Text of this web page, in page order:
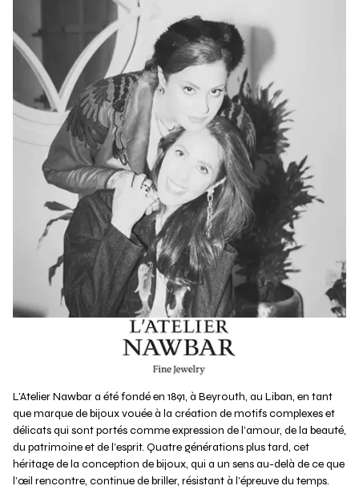
L’Atelier Nawbar a été fondé en 1891, à Beyrouth, au Liban, en tant
que marque de bijoux vouée à la création de motifs complexes et
délicats qui sont portés comme expression de l’amour, de la beauté,
du patrimoine et de l’esprit. Quatre générations plus tard, cet
héritage de la conception de bijoux, qui a un sens au-delà de ce que
l’œil rencontre, continue de briller, résistant à l’épreuve du temps.